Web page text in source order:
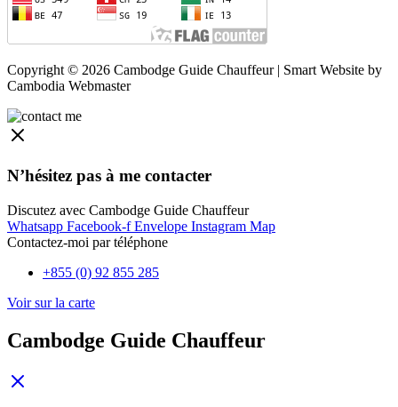
Copyright © 2026 Cambodge Guide Chauffeur | Smart Website by
Cambodia Webmaster
N’hésitez pas à me contacter
Discutez avec Cambodge Guide Chauffeur
Whatsapp Facebook-f Envelope Instagram Map
Contactez-moi par téléphone
+855 (0) 92 855 285
Voir sur la carte
Cambodge Guide Chauffeur